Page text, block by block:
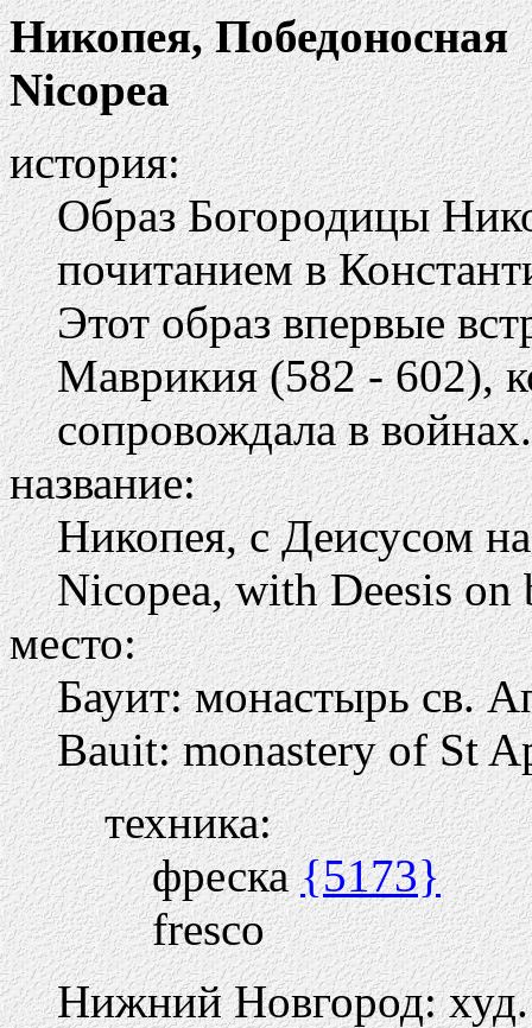
Никопея, Победоносная
Nicopea
история:
Образ Богородицы
почитанием в
Этот образ впервые
Маврикия (582 - 602),
сопровождала в войнах.
название:
Никопея, с Деисусом
Nicopea, with Deesis on
место:
Бауит: монастырь св.
Bauit: monastery of St
техника:
фреска{5173}
fresco
Нижний Новгород: